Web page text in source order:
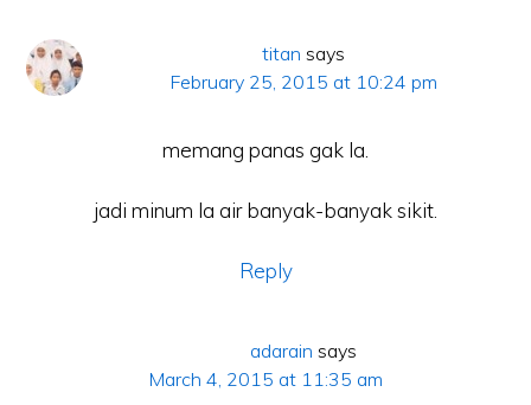
titan says
February 25, 2015 at 10:24 pm
memang panas gak la.
jadi minum la air banyak-banyak sikit.
Reply
adarain says
March 4, 2015 at 11:35 am